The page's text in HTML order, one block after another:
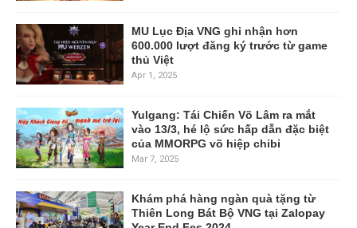
MU Lục Địa VNG ghi nhận hơn
600.000 lượt đăng ký trước từ game
thủ Việt
Apr 1, 2025
Yulgang: Tái Chiến Võ Lâm ra mắt
vào 13/3, hé lộ sức hấp dẫn đặc biệt
của MMORPG võ hiệp chibi
Mar 7, 2025
Khám phá hàng ngàn quà tặng từ
Thiên Long Bát Bộ VNG tại Zalopay